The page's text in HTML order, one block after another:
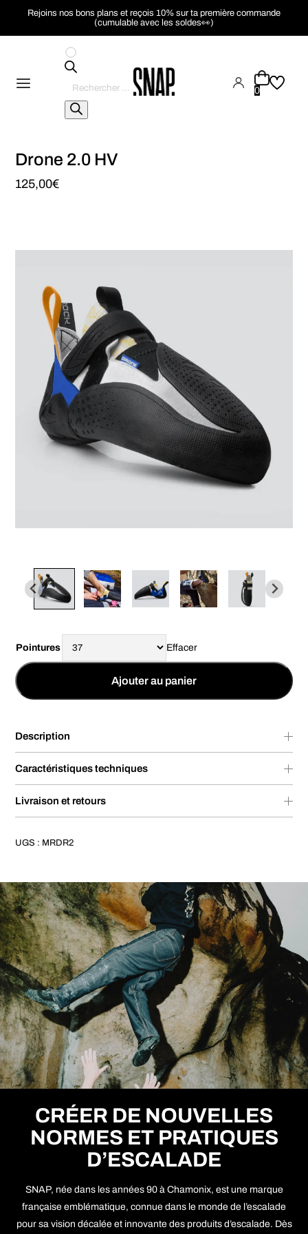
Rejoins nos bons plans et reçois 10% sur ta première commande
(cumulable avec les soldes👀)
de
produits
0
Drone 2.0 HV
125,00€
Pointures Effacer
Ajouter au panier
Description
Caractéristiques techniques
Livraison et retours
UGS : MRDR2
CRÉER DE NOUVELLES
NORMES ET PRATIQUES
D’ESCALADE
SNAP, née dans les années 90 à Chamonix, est une marque
française emblématique, connue dans le monde de l’escalade
pour sa vision décalée et innovante des produits d’escalade. Dès